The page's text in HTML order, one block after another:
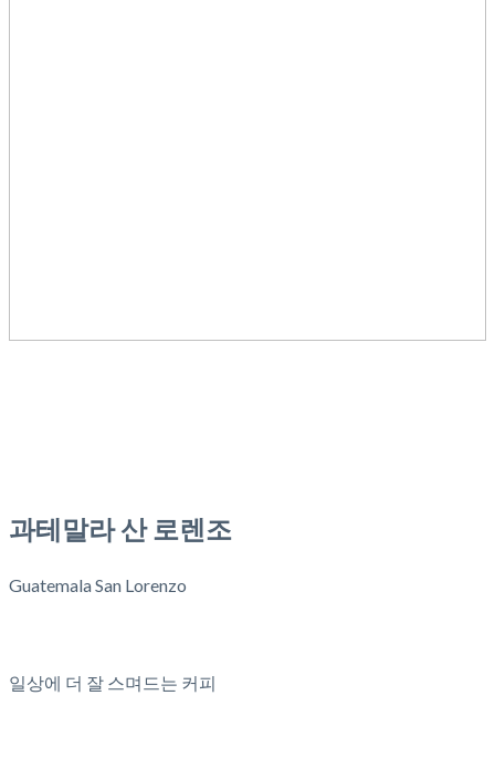
과테말라 산 로렌조
Guatemala San Lorenzo
일상에 더 잘 스며드는 커피